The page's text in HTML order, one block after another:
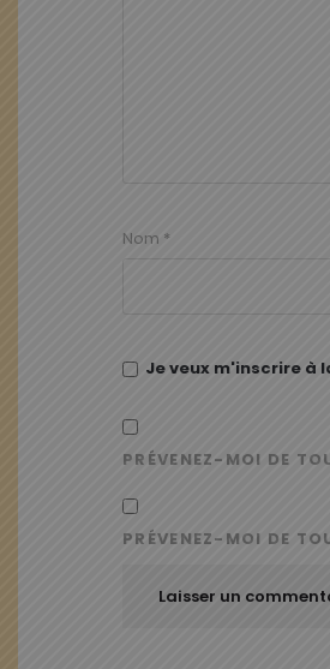
Nom *
Je veux m'inscrire à
PRÉVENEZ-MOI DE
PRÉVENEZ-MOI DE